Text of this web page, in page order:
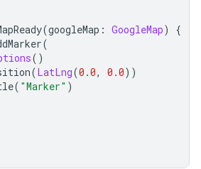
(googleMap : GoogleMap)
{
(
()
(LatLng(0.0, 0.0))
( "Marker" )